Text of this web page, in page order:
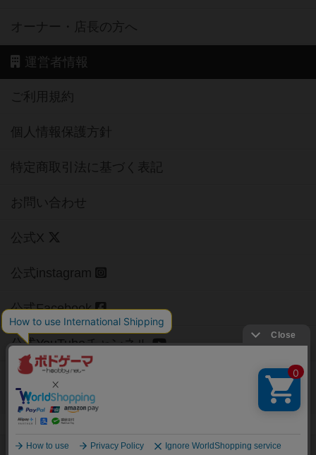
オーナー・店長の方へ
運営者情報
ご利用規約
個人情報保護方針
特定商取引法に基づく表記
お問い合わせ
公式X
公式instagram
公式Facebook
公式YouTubeチャンネル